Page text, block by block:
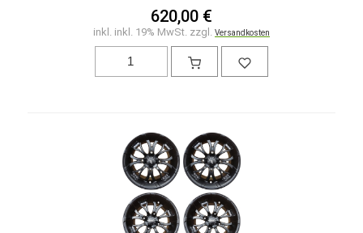
620,00 €
inkl. inkl. 19% MwSt. zzgl. Versandkosten